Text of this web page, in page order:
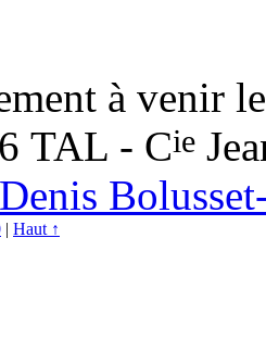
à venir
TAL - Cie
Denis
| Haut ↑